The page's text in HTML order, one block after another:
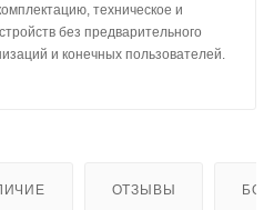
техническое и
без предварительного
и конечных пользователей.
ОТЗЫВЫ